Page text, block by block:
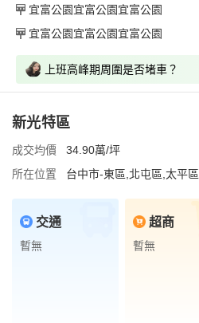
宜富公園宜富公園宜富公園
宜富公園宜富公園宜富公園
上班高峰期周圍是否堵車？
新光特區
成交均價
34.90萬/坪
所在位置
台中市-東區,北屯區,太平區
交通
暫無
超商
暫無